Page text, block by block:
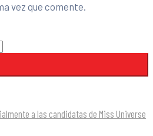
vez que comente.
a las candidatas de Miss Universe